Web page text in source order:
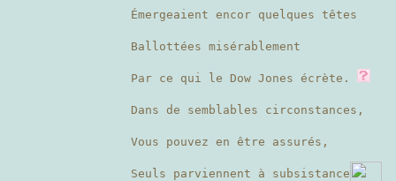
Émergeaient encor quelques têtes
Ballottées misérablement
Par ce qui le Dow Jones écrète.
Dans de semblables circonstances,
Vous pouvez en être assurés,
Seuls parviennent à subsistance